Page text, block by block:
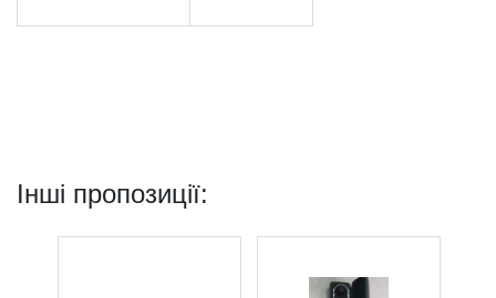
Інші пропозиції: